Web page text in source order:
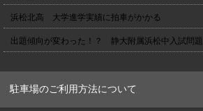
浜松北高 大学進学実績に拍車がかかる
出題傾向が変わった！？ 静大附属浜松中入試問題
駐車場のご利用方法について